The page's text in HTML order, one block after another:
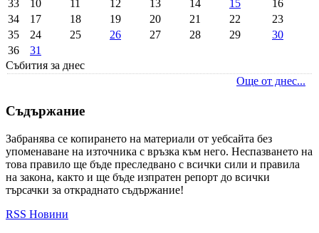
33
10 11 12 13 14 15
16
34
17 18 19 20 21 22
23
35
24 25 26 27 28 29
30
36
31
Събития за днес
Още от днес...
Съдържание
Забранява се копирането на материали от уебсайта без
упоменаване на източника с връзка към него. Неспазването на
това правило ще бъде преследвано с всички сили и правила
на закона, както и ще бъде изпратен репорт до всички
търсачки за откраднато съдържание!
RSS Новини